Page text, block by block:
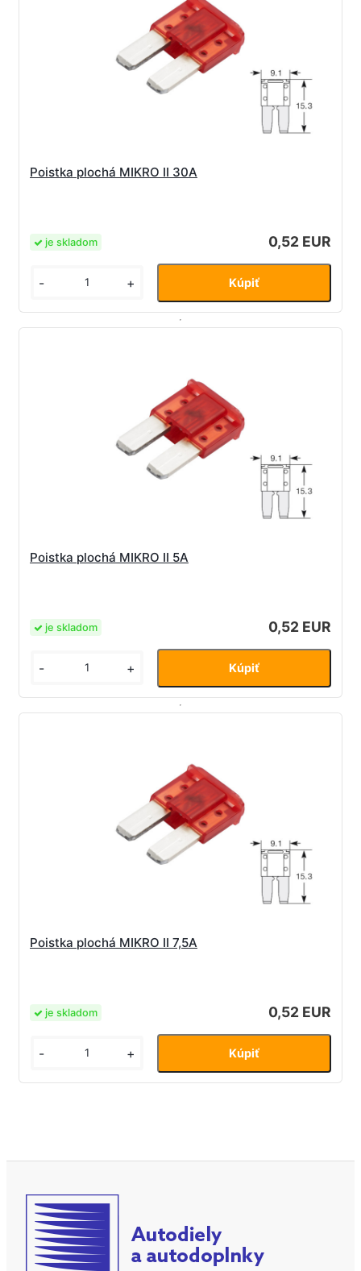
Poistka plochá MIKRO II 30A
0,52 EUR
je skladom
- +
Poistka plochá MIKRO II 5A
0,52 EUR
je skladom
- +
Poistka plochá MIKRO II 7,5A
0,52 EUR
je skladom
- +